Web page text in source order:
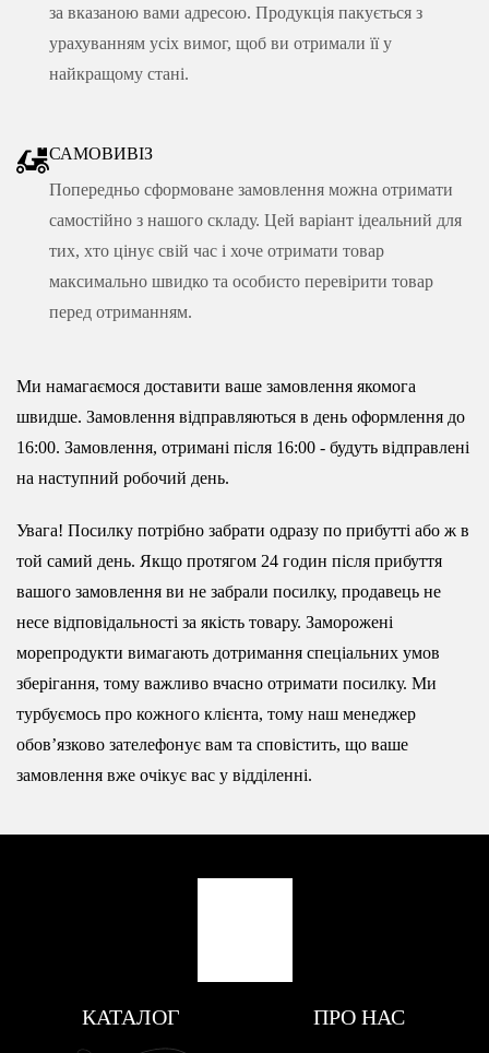
за вказаною вами адресою. Продукція пакується з
урахуванням усіх вимог, щоб ви отримали її у
найкращому стані.
САМОВИВІЗ
Попередньо сформоване замовлення можна отримати
самостійно з нашого складу. Цей варіант ідеальний для
тих, хто цінує свій час і хоче отримати товар
максимально швидко та особисто перевірити товар
перед отриманням.
Ми намагаємося доставити ваше замовлення якомога
швидше. Замовлення відправляються в день оформлення до
16:00. Замовлення, отримані після 16:00 - будуть відправлені
на наступний робочий день.
Увага! Посилку потрібно забрати одразу по прибутті або ж в
той самий день. Якщо протягом 24 годин після прибуття
вашого замовлення ви не забрали посилку, продавець не
несе відповідальності за якість товару. Заморожені
морепродукти вимагають дотримання спеціальних умов
зберігання, тому важливо вчасно отримати посилку. Ми
турбуємось про кожного клієнта, тому наш менеджер
обовʼязково зателефонує вам та сповістить, що ваше
замовлення вже очікує вас у відділенні.
КАТАЛОГ ПРО НАС